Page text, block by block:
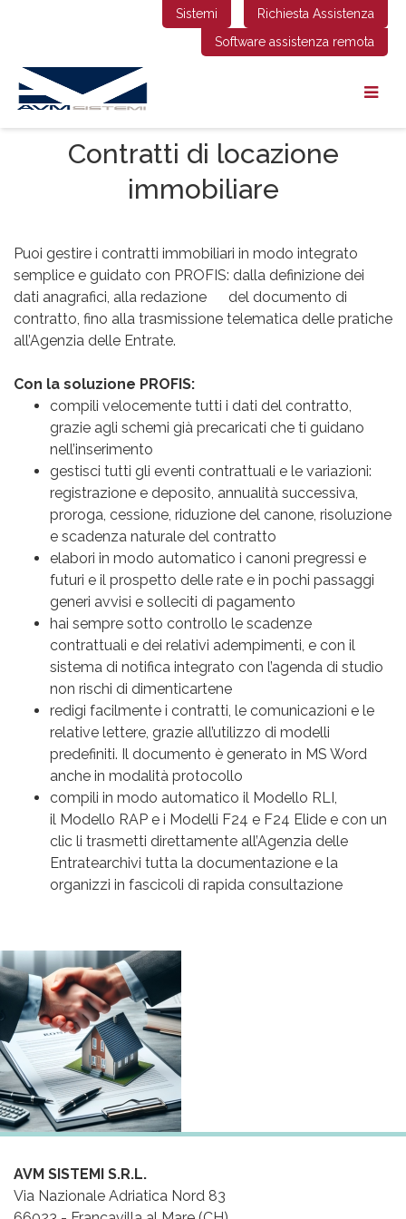
Sistemi
Richiesta Assistenza
Software assistenza remota
Contratti di locazione
immobiliare
Puoi gestire i contratti immobiliari in modo integrato
semplice e guidato con PROFIS: dalla definizione dei
dati anagrafici, alla redazione del documento di
contratto, fino alla trasmissione telematica delle pratiche
all’Agenzia delle Entrate.
Con la soluzione PROFIS:
compili velocemente tutti i dati del contratto,
grazie agli schemi già precaricati che ti guidano
nell’inserimento
gestisci tutti gli eventi contrattuali e le variazioni:
registrazione e deposito, annualità successiva,
proroga, cessione, riduzione del canone, risoluzione
e scadenza naturale del contratto
elabori in modo automatico i canoni pregressi e
futuri e il prospetto delle rate e in pochi passaggi
generi avvisi e solleciti di pagamento
hai sempre sotto controllo le scadenze
contrattuali e dei relativi adempimenti, e con il
sistema di notifica integrato con l’agenda di studio
non rischi di dimenticartene
redigi facilmente i contratti, le comunicazioni e le
relative lettere, grazie all’utilizzo di modelli
predefiniti. Il documento è generato in MS Word
anche in modalità protocollo
compili in modo automatico il Modello RLI,
il Modello RAP e i Modelli F24 e F24 Elide e con un
clic li trasmetti direttamente all’Agenzia delle
Entratearchivi tutta la documentazione e la
organizzi in fascicoli di rapida consultazione
AVM SISTEMI S.R.L.
Via Nazionale Adriatica Nord 83